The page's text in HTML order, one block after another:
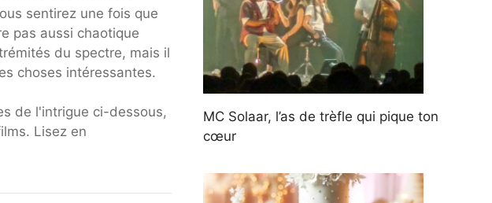
sentirez une fois que
pas aussi chaotique
du spectre, mais il
choses intéressantes.
de l'intrigue ci-dessous,
Lisez en
MC Solaar, l’as de trèfle qui pique ton
cœur